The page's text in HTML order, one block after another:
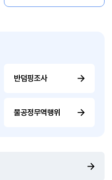
반덤핑조사
불공정무역행위